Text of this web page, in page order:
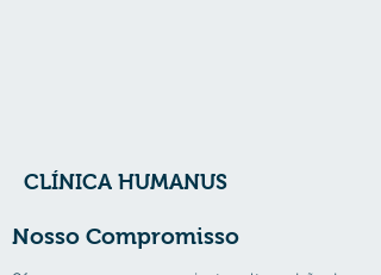
CLÍNICA HUMANUS
Nosso Compromisso